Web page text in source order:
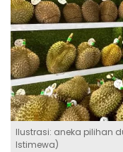
Ilustrasi: aneka pilihan
Istimewa)